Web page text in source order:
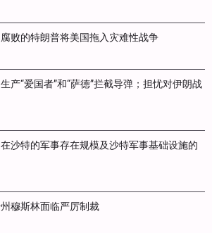
败的特朗普将美国拖入灾难性战争
产“爱国者”和“萨德”拦截导弹；担忧对伊朗战
沙特的军事存在规模及沙特军事基础设施的
穆斯林面临严厉制裁